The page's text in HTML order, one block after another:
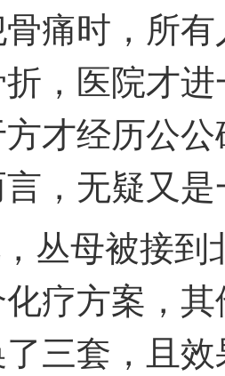
痛时，所
折，医院才
才经历公
，无疑又
丛母被接
疗方案，
三套，且